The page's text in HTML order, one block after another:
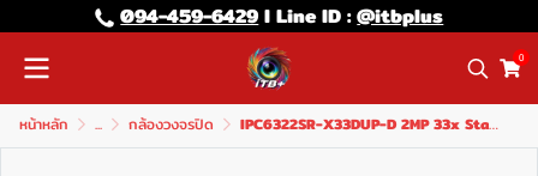
094-459-6429l Line lD :@itbplus
0
หน้าหลัก ... กล้องวงจรปิด IPC6322SR-X33DUP-D 2MP 33x Starlight Network PTZ Dome Camera